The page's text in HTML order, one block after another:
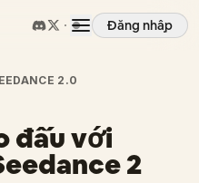
Đăng nhập
2.0
đấu với
2